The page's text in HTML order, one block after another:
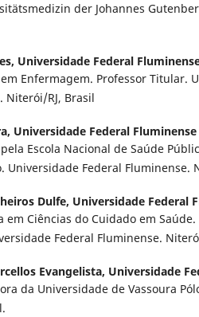
der Johannes
Universidade Federal
Enfermagem. Professor Titular.
Niterói/RJ, Brasil
Universidade Federal Fluminense
Escola Nacional de Saúde
Universidade Federal Fluminense.
Dulfe, Universidade Federal
em Ciências do Cuidado em
Federal Fluminense.
Evangelista, Universidade
da Universidade de Vassoura